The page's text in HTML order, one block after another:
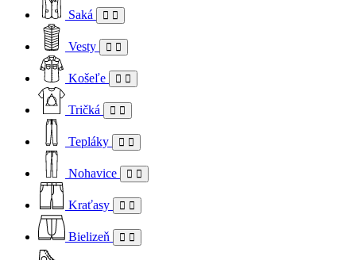
Saká
Vesty
Košeľe
Tričká
Tepláky
Nohavice
Kraťasy
Bielizeň